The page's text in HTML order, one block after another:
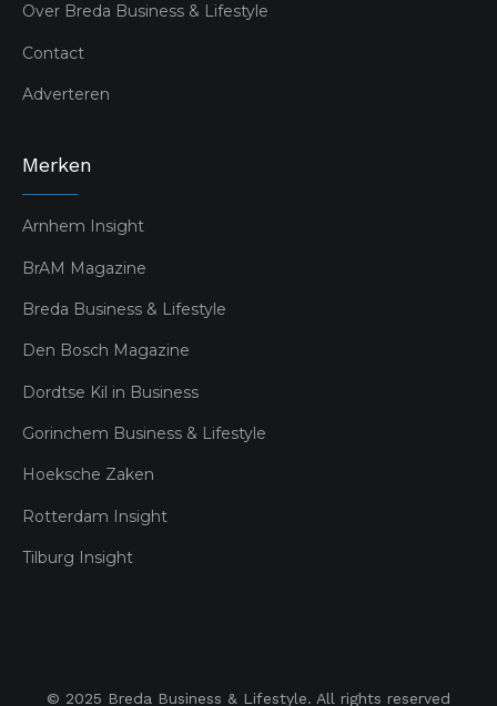
Over Breda Business & Lifestyle
Contact
Adverteren
Merken
Arnhem Insight
BrAM Magazine
Breda Business & Lifestyle
Den Bosch Magazine
Dordtse Kil in Business
Gorinchem Business & Lifestyle
Hoeksche Zaken
Rotterdam Insight
Tilburg Insight
© 2025 Breda Business & Lifestyle. All rights reserved